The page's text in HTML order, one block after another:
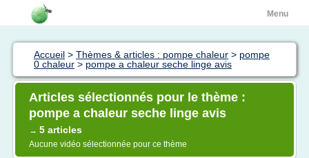
Menu
Accueil > Thèmes & articles : pompe chaleur > pompe
0 chaleur > pompe a chaleur seche linge avis
Articles sélectionnés pour le thème :
pompe a chaleur seche linge avis
→ 5 articles
Aucune vidéo sélectionnée pour ce thème